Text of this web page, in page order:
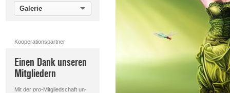
Galerie
Kooperationspartner
Einen Dank unseren
Mitgliedern
Mit der pro-Mitgliedschaft un-